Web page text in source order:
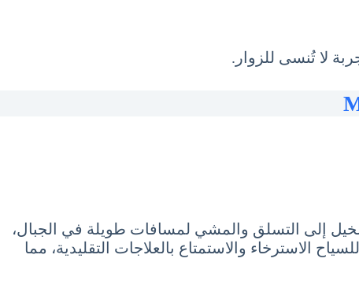
لا تُنسى للزوار.
إلى التسلق والمشي لمسافات طويلة في الجبال،
الاسترخاء والاستمتاع بالعلاجات التقليدية، مما